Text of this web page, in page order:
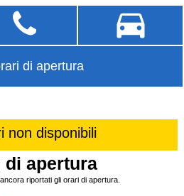
di apertura
non disponibili
di apertura
riportati gli orari di apertura.